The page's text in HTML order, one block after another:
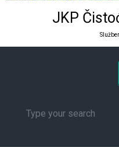
JKP